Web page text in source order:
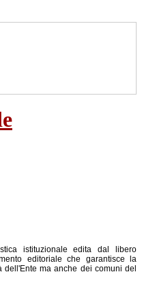
istituzionale edita dal libero
editoriale che garantisce la
ma anche dei comuni del